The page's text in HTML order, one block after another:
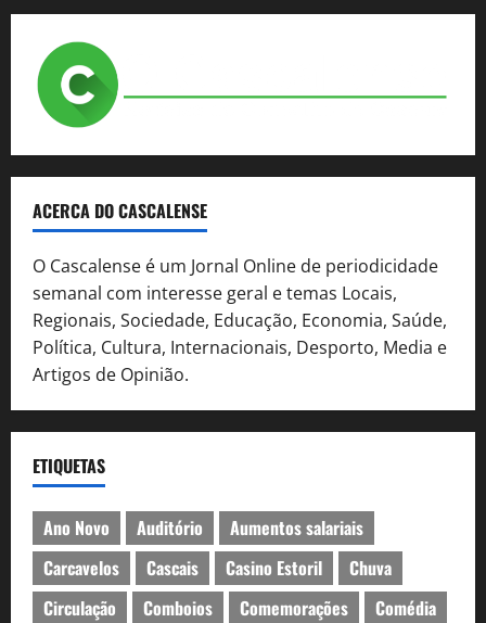
ACERCA DO CASCALENSE
O Cascalense é um Jornal Online de periodicidade
semanal com interesse geral e temas Locais,
Regionais, Sociedade, Educação, Economia, Saúde,
Política, Cultura, Internacionais, Desporto, Media e
Artigos de Opinião.
ETIQUETAS
Ano Novo Auditório
Aumentos salariais
Carcavelos
Cascais Casino Estoril
Chuva
Circulação
Comboios Comemorações
Comédia